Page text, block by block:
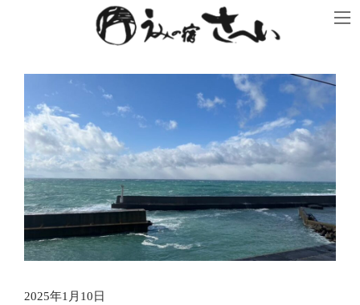
2025年1月10日